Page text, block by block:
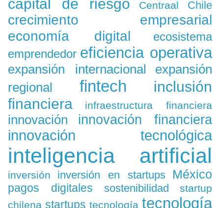
capital de riesgo Centraal Chile
crecimiento empresarial
economía digital
ecosistema
emprendedor eficiencia operativa
expansión internacional
expansión
regional
fintech
inclusión
financiera
infraestructura financiera
innovación innovación financiera
innovación tecnológica
inteligencia artificial
inversión inversión en startups México
pagos digitales sostenibilidad
startup
chilena startups tecnología tecnología